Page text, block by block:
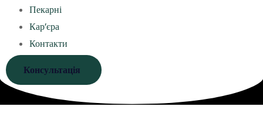
Пекарні
Кар’єра
Контакти
Консультація